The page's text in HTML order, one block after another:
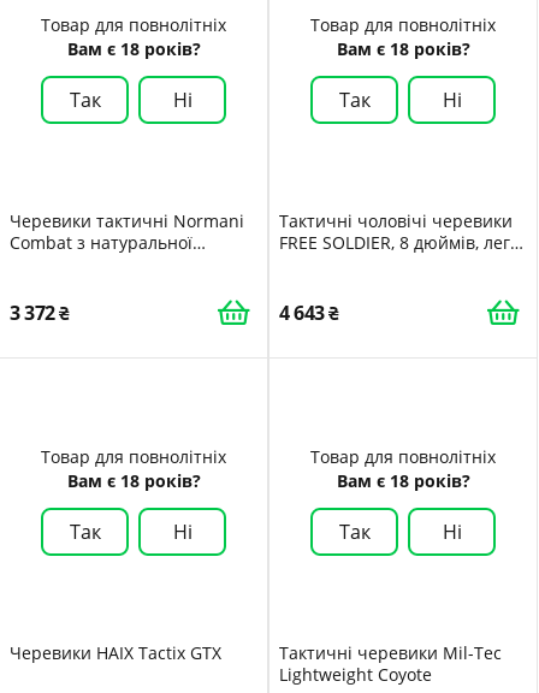
Товар для повнолітніх
Вам є 18 років?
Так Ні
Черевики тактичні Normani
Combat з натуральної
3 372
Товар для повнолітніх
Вам є 18 років?
Так Ні
Тактичні чоловічі черевики
FREE SOLDIER, 8 дюймів, легкі
черевики, пустельні
4 643
Товар для повнолітніх
Вам є 18 років?
Так Ні
Черевики HAIX Tactix GTX
Товар для повнолітніх
Вам є 18 років?
Так Ні
Тактичні черевики Mil-Tec
Lightweight Coyote